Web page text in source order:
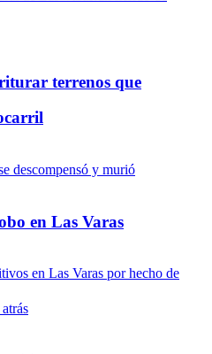
terrenos que
en Las Varas